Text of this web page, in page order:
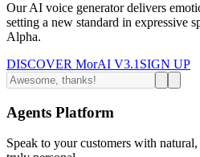
Our AI voice generator delivers
setting a new standard in expressive
Alpha.
DISCOVER MorAI V3.1 SIGN UP
Agents Platform
Speak to your customers with